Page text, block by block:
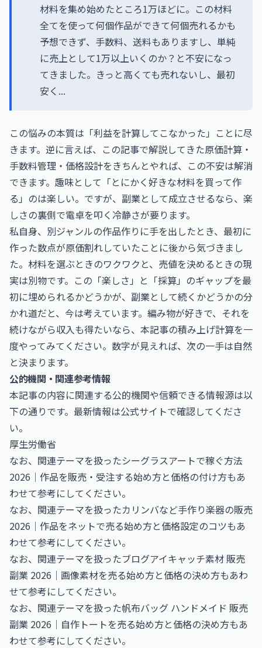
材料を集め始めたところ1万ほどに。この材料
全てを使って何個作品ができて何個売れるかも
予想できず、手数料、送料もありますし、単純
に売上として1万以上いくのか？と不安になっ
てきました。きっと高くても売れないし、最初
安く...
この悩みの本質は「利益を計算してこなかった」ことに尽
きます。逆に言えば、この記事で解説してきた原価計算・
手数料管理・価格設計をきちんとやれば、この不安は解消
できます。趣味として「とにかく好きな材料を買って作
る」のは楽しい。ですが、副業として成立させるなら、楽
しさの裏側で電卓を叩く冷静さが要ります。
私自身、別ジャンルの作品作りに手を出したとき、最初に
作った数点が原価割れしていたことに後から気づきまし
た。材料を選ぶときのワクワクと、売値を決めるときの現
実は別物です。この「楽しさ」と「採算」のギャップを最
初に埋められるかどうかが、副業として続くかどうかの分
かれ道だと、今は考えています。編み物が好きで、それを
続けながら収入も得たいなら、本記事の積み上げ計算を一
度やってみてください。数字が見えれば、次の一手は自然
と決まります。
公的機関・関連参考情報
本記事の内容に関連する公的機関や信頼できる情報源は以
下の通りです。最新情報は公式サイトで確認してくださ
い。
厚生労働省
なお、関連テーマを扱ったシーグラスアートで稼ぐ方法
2026｜作品を販売・受注する始め方と価格の付け方もあ
わせて参考にしてください。
なお、関連テーマを扱ったカリンバなど手作り楽器の販売
2026｜作品をネットで売る始め方と価格設定のコツもあ
わせて参考にしてください。
なお、関連テーマを扱ったブログアイキャッチ素材 販売
副業 2026｜画像素材を売る始め方と価格の決め方もあわ
せて参考にしてください。
なお、関連テーマを扱った帆布バッグ ハンドメイド 販売
副業 2026｜自作トートを売る始め方と価格の決め方もあ
わせて参考にしてください。